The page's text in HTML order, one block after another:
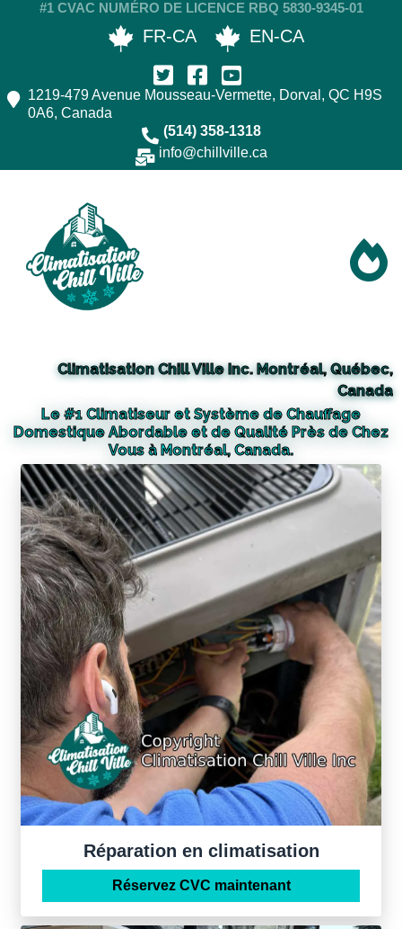
#1 CVAC NUMÉRO DE LICENCE RBQ 5830-9345-01
FR-CA EN-CA
1219-479 Avenue Mousseau-Vermette, Dorval, QC H9S
0A6, Canada
(514) 358-1318
info@chillville.ca
Climatisation Chill Ville Inc. Montréal, Québec,
Canada
Le #1 Climatiseur et Système de Chauffage
Domestique Abordable et de Qualité Près de Chez
Vous à Montréal, Canada.
Réparation en climatisation
Réservez CVC maintenant